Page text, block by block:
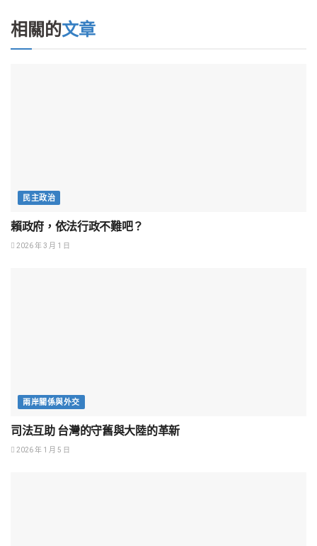
相關的文章
民主政治
賴政府，依法行政不難吧？
2026 年 3 月 1 日
兩岸關係與外交
司法互助 台灣的守舊與大陸的革新
2026 年 1 月 5 日